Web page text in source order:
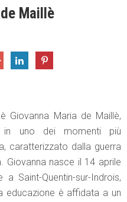
Maillè
Giovanna Maria de Maillè,
in uno dei momenti più
caratterizzato dalla guerra
Giovanna nasce il 14 aprile
Saint-Quentin-sur-Indrois,
educazione è affidata a un